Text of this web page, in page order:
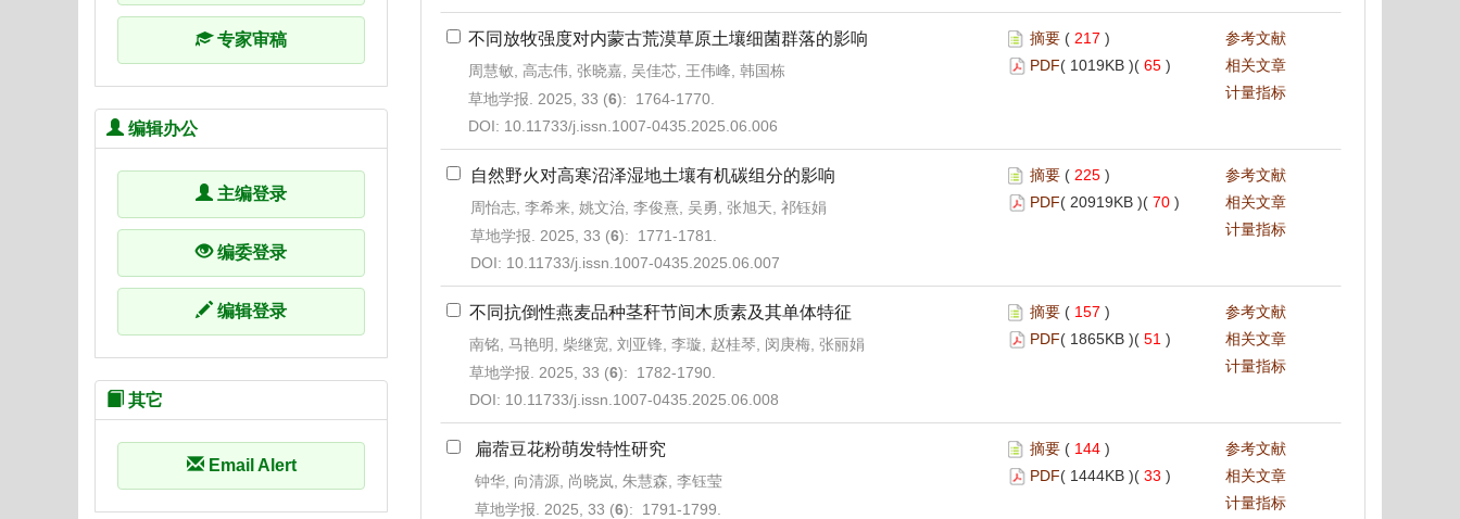
不同放牧强度对内蒙古荒漠草原土壤细菌群落的影响
周慧敏, 高志伟, 张晓嘉, 吴佳芯, 王伟峰, 韩国栋
草地学报. 2025, 33 (6): 1764-1770.
DOI: 10.11733/j.issn.1007-0435.2025.06.006
摘要 ( 217 )
PDF( 1019KB )( 65 )
参考文献
相关文章
计量指标
自然野火对高寒沼泽湿地土壤有机碳组分的影响
周怡志, 李希来, 姚文治, 李俊熹, 吴勇, 张旭天, 祁钰娟
草地学报. 2025, 33 (6): 1771-1781.
DOI: 10.11733/j.issn.1007-0435.2025.06.007
摘要 ( 225 )
PDF( 20919KB )( 70 )
参考文献
相关文章
计量指标
不同抗倒性燕麦品种茎秆节间木质素及其单体特征
南铭, 马艳明, 柴继宽, 刘亚锋, 李璇, 赵桂琴, 闵庚梅, 张丽娟
草地学报. 2025, 33 (6): 1782-1790.
DOI: 10.11733/j.issn.1007-0435.2025.06.008
摘要 ( 157 )
PDF( 1865KB )( 51 )
参考文献
相关文章
计量指标
扁蓿豆花粉萌发特性研究
钟华, 向清源, 尚晓岚, 朱慧森, 李钰莹
草地学报. 2025, 33 (6): 1791-1799.
摘要 ( 144 )
PDF( 1444KB )( 33 )
参考文献
相关文章
计量指标
专家审稿
编辑办公
主编登录
编委登录
编辑登录
其它
Email Alert